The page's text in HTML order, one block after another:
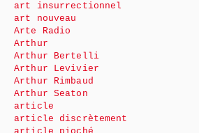
art insurrectionnel
art nouveau
Arte Radio
Arthur
Arthur Bertelli
Arthur Levivier
Arthur Rimbaud
Arthur Seaton
article
article discrètement